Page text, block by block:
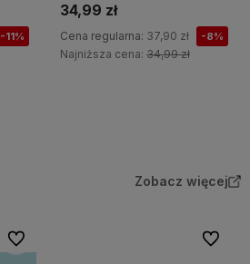
-11%
34,99 zł
Cena regularna: 37,90 zł -8%
Najniższa cena: 34,99 zł
Zobacz więcej
Do ulubionych Do